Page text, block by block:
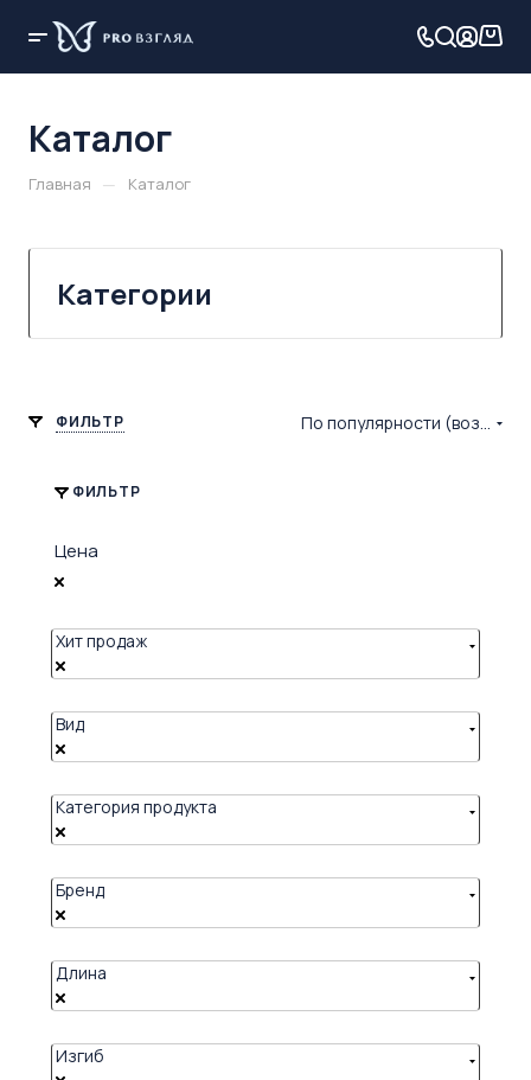
Каталог
Главная — Каталог
Категории
ФИЛЬТР По популярности (возрастание)
ФИЛЬТР
Цена
Хит продаж
Вид
Категория продукта
Бренд
Длина
Изгиб